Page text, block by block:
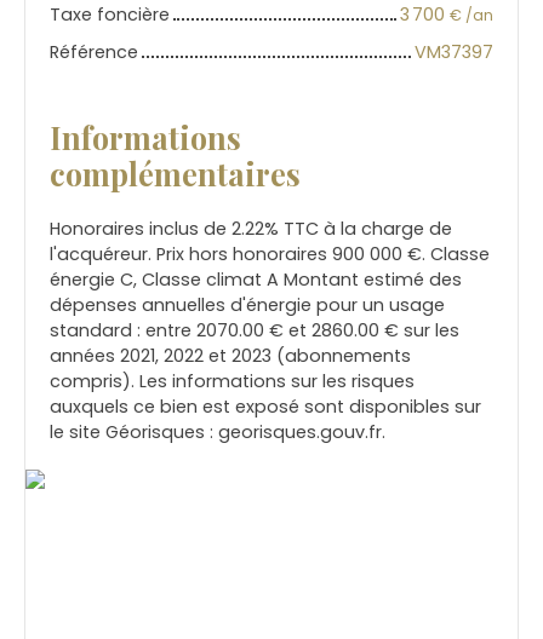
Taxe foncière
3 700 € /an
Référence VM37397
Informations
complémentaires
Honoraires inclus de 2.22% TTC à la charge de
l'acquéreur. Prix hors honoraires 900 000 €. Classe
énergie C, Classe climat A Montant estimé des
dépenses annuelles d'énergie pour un usage
standard : entre 2070.00 € et 2860.00 € sur les
années 2021, 2022 et 2023 (abonnements
compris). Les informations sur les risques
auxquels ce bien est exposé sont disponibles sur
le site Géorisques : georisques.gouv.fr.